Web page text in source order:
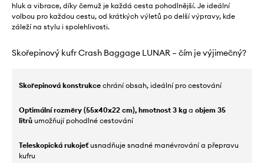
hluk a vibrace, díky čemuž je každá cesta pohodlnější. Je ideální
volbou pro každou cestu, od krátkých výletů po delší výpravy, kde
záleží na stylu i spolehlivosti.
Skořepinový kufr Crash Baggage LUNAR – čím je výjimečný?
Skořepinová konstrukce chrání obsah, ideální pro cestování
Optimální rozměry (55x40x22 cm), hmotnost 3 kg a objem 35
litrů umožňují pohodlné cestování
Teleskopická rukojeťusnadňuje snadné manévrování a přepravu
kufru